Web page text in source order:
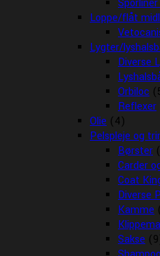
Loppe/flåt
Lygter/
Diverse
Orbiloc
Reflexer
Olie (4)
Pelspleje og
Børster
Carder
Coat
Diverse
Kamme
Sakse